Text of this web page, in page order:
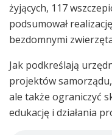
żyjących, 117
podsumował
bezdomnymi
Jak podkreślają
projektów
ale także ograniczyć
edukację i działania